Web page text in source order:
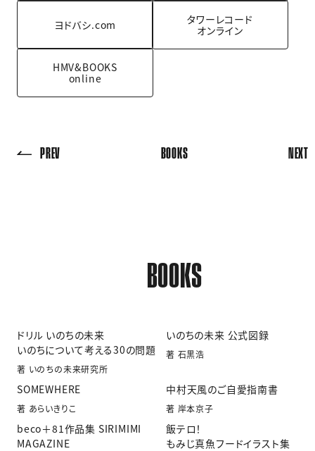
ヨドバシ.com
タワーレコード
オンライン
HMV&BOOKS
online
PREV BOOKS NEXT
BOOKS
ドリル いのちの未来
いのちについて考える30の問題
著 いのちの未来研究所
いのちの未来 公式図録
著 石黒浩
SOMEWHERE
著 あらいきりこ
中村天風のご自愛指南書
著 岸本京子
beco＋81作品集 SIRIMIMI
MAGAZINE
飯テロ！
もみじ真魚フードイラスト集